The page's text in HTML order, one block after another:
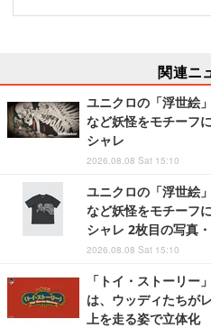
関連ニ
ユニクロの「浮世絵
など妖怪をモチーフ
シャレ
2026.08.08 Sat 15:10
ユニクロの「浮世絵
など妖怪をモチーフ
シャレ 2枚目の写真
2026.08.08 Sat 15:10
「トイ・ストーリー
は、ウッディたちが
上を走る姿で立体化